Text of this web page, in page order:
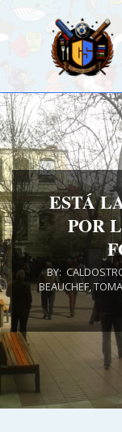
Primary
Navigation
Menu
ESTÁ
POR
BY:
BEAUCHEF